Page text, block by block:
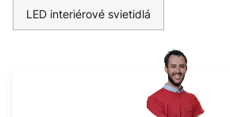
LED interiérové svietidlá